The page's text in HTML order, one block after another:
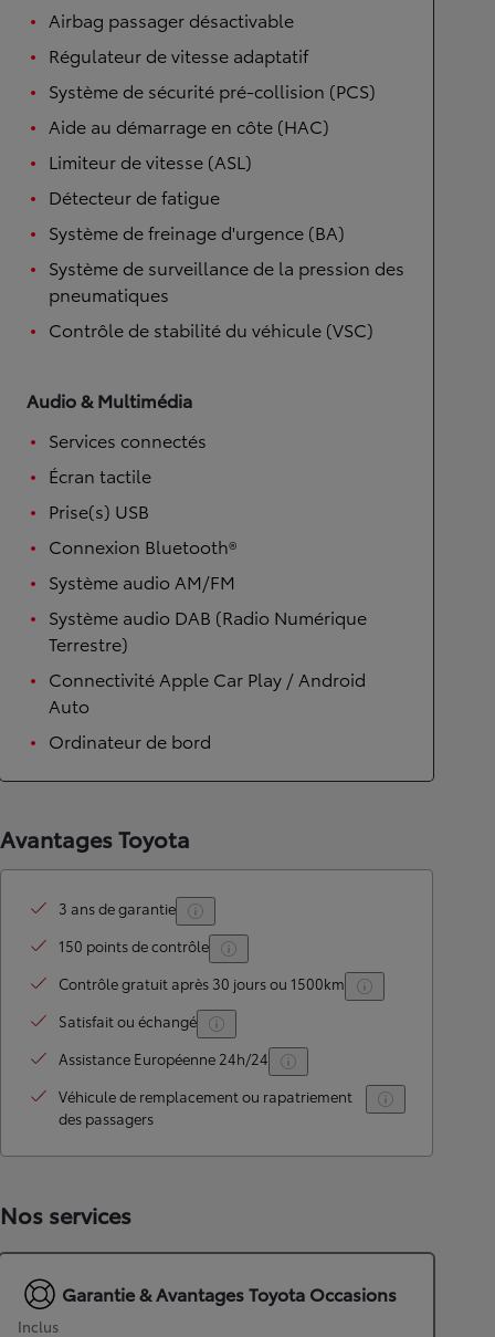
Airbag passager désactivable
Régulateur de vitesse adaptatif
Système de sécurité pré-collision (PCS)
Aide au démarrage en côte (HAC)
Limiteur de vitesse (ASL)
Détecteur de fatigue
Système de freinage d'urgence (BA)
Système de surveillance de la pression des
pneumatiques
Contrôle de stabilité du véhicule (VSC)
Audio & Multimédia
Services connectés
Écran tactile
Prise(s) USB
Connexion Bluetooth®
Système audio AM/FM
Système audio DAB (Radio Numérique
Terrestre)
Connectivité Apple Car Play / Android
Auto
Ordinateur de bord
Avantages Toyota
3 ans de garantie
150 points de contrôle
Contrôle gratuit après 30 jours ou 1500km
Satisfait ou échangé
Assistance Européenne 24h/24
Véhicule de remplacement ou rapatriement
des passagers
Nos services
Garantie & Avantages Toyota Occasions
Inclus